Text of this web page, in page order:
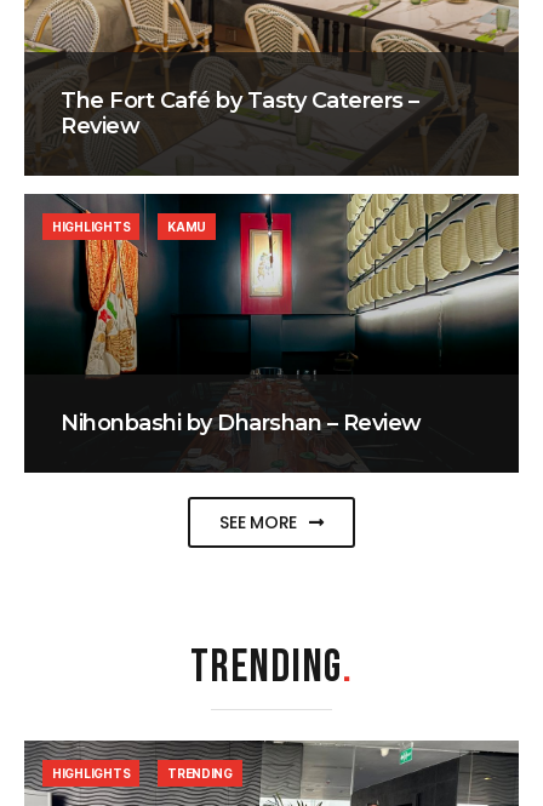
The Fort Café by Tasty Caterers –
Review
Nihonbashi by Dharshan – Review
HIGHLIGHTS KAMU
SEE MORE
TRENDING.
HIGHLIGHTS TRENDING